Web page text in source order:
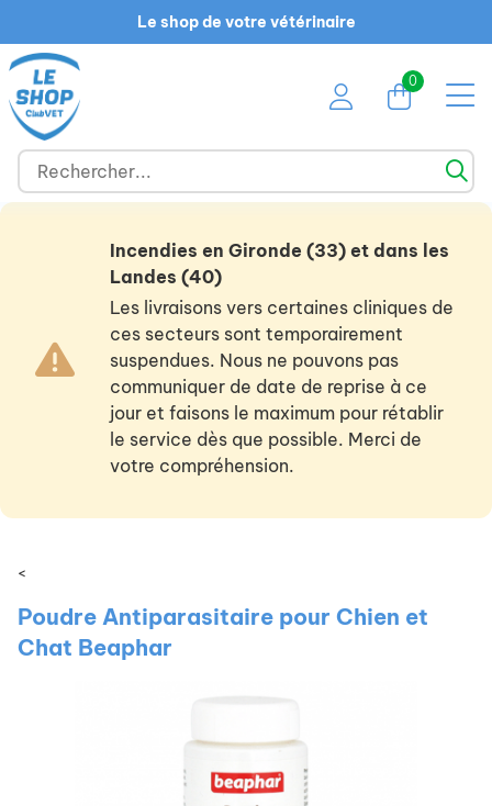
Le shop de votre vétérinaire
0
Incendies en Gironde (33) et dans les
Landes (40)
Les livraisons vers certaines cliniques de
ces secteurs sont temporairement
suspendues. Nous ne pouvons pas
communiquer de date de reprise à ce
jour et faisons le maximum pour rétablir
le service dès que possible. Merci de
votre compréhension.
<
Poudre Antiparasitaire pour Chien et
Chat Beaphar